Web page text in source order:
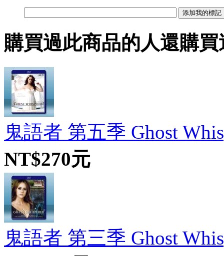
購買過此商品的人還購買
鬼語者 第五季 Ghost
NT$270元
鬼語者 第三季 Ghost